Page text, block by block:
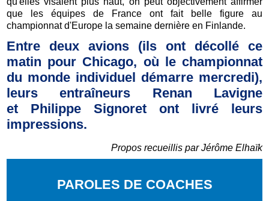
que les équipes de France ont fait belle figure au
championnat d'Europe la semaine dernière en Finlande.
Entre deux avions (ils ont décollé ce
matin pour Chicago, où le championnat
du monde individuel démarre mercredi),
leurs entraîneurs Renan Lavigne
et Philippe Signoret ont livré leurs
impressions.
Propos recueillis par Jérôme Elhaïk
PAROLES DE COACHES